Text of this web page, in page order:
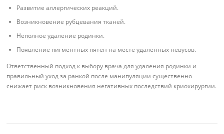
Развитие аллергических реакций.
Возникновение рубцевания тканей.
Неполное удаление родинки.
Появление пигментных пятен на месте удаленных невусов.
Ответственный подход к выбору врача для удаления родинки и
правильный уход за ранкой после манипуляции существенно
снижает риск возникновения негативных последствий криохирургии.